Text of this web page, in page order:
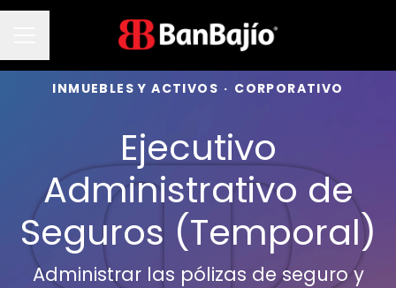
Menú de empleo
INMUEBLES Y ACTIVOS · CORPORATIVO
Ejecutivo
Administrativo de
Seguros (Temporal)
Administrar las pólizas de seguro y